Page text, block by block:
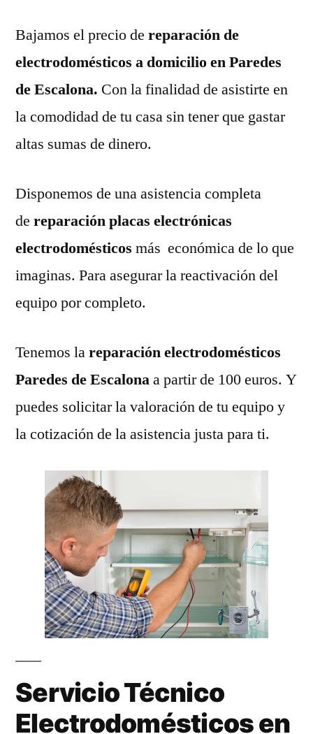
Bajamos el precio de reparación de
electrodomésticos a domicilio en Paredes
de Escalona. Con la finalidad de asistirte en
la comodidad de tu casa sin tener que gastar
altas sumas de dinero.
Disponemos de una asistencia completa
de reparación placas electrónicas
electrodomésticos más económica de lo que
imaginas. Para asegurar la reactivación del
equipo por completo.
Tenemos lareparación electrodomésticos
Paredes de Escalonaa partir de 100 euros. Y
puedes solicitar la valoración de tu equipo y
la cotización de la asistencia justa para ti.
Servicio Técnico
Electrodomésticos en